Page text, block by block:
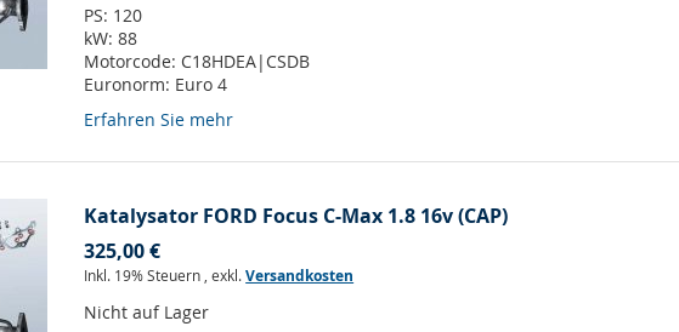
PS: 120
kW:88
Motorcode: C18HDEA|CSDB
Euronorm: Euro 4
Erfahren Sie mehr
Katalysator FORD Focus C-Max 1.8 16v (CAP)
325,00 €
Inkl. 19% Steuern ,exkl.Versandkosten
Nicht auf Lager